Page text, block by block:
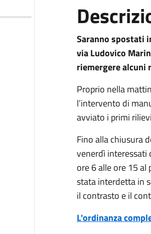
Saranno spostati
via Ludovico
riemergere alcuni
Proprio nella
l’intervento di
avviato i primi
Fino alla chiusura
venerdì interessati
ore 6 alle ore 15 al
stata interdetta in
il contrasto e il
L'ordinanza